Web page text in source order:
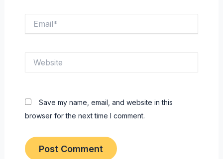
Save my name, email, and website in this
browser for the next time I comment.